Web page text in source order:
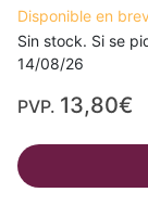
Disponible en
Sin stock. Si se
14/08/26
PVP. 13,80€